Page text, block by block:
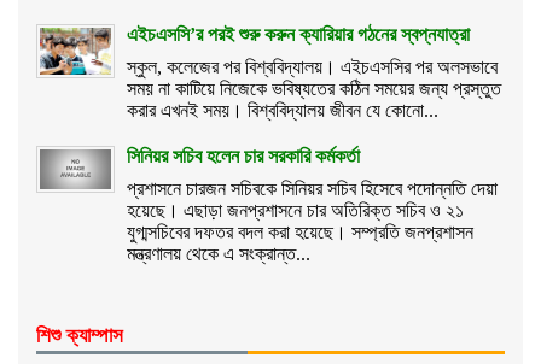
এইচএসসি’র পরই শুরু করুন ক্যারিয়ার গঠনের স্বপ্নযাত্রা
স্কুল, কলেজের পর বিশ্ববিদ্যালয়। এইচএসসির পর অলসভাবে
সময় না কাটিয়ে নিজেকে ভবিষ্যতের কঠিন সময়ের জন্য প্রস্তুত
করার এখনই সময়। বিশ্ববিদ্যালয় জীবন যে কোনো...
সিনিয়র সচিব হলেন চার সরকারি কর্মকর্তা
প্রশাসনে চারজন সচিবকে সিনিয়র সচিব হিসেবে পদোন্নতি দেয়া
হয়েছে। এছাড়া জনপ্রশাসনে চার অতিরিক্ত সচিব ও ২১
যুগ্মসচিবের দফতর বদল করা হয়েছে। সম্প্রতি জনপ্রশাসন
মন্ত্রণালয় থেকে এ সংক্রান্ত...
শিশু ক্যাম্পাস